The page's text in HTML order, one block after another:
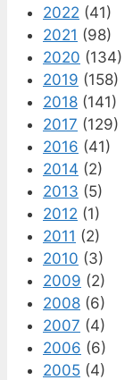
2022 (41)
2021 (98)
2020 (134)
2019 (158)
2018 (141)
2017 (129)
2016 (41)
2014 (2)
2013 (5)
2012 (1)
2011 (2)
2010 (3)
2009 (2)
2008 (6)
2007 (4)
2006 (6)
2005 (4)